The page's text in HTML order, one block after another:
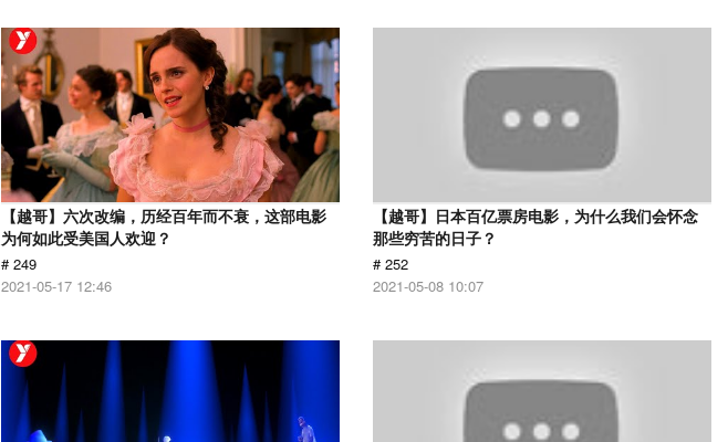
【越哥】六次改编，历经百年而不衰，这部电影
为何如此受美国人欢迎？
# 249
2021-05-17 12:46
【越哥】日本百亿票房电影，为什么我们会怀念
那些穷苦的日子？
# 252
2021-05-08 10:07